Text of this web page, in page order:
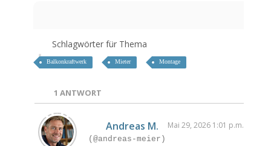
Schlagwörter für Thema
Balkonkraftwerk Mieter Montage
1 ANTWORT
Andreas M. Mai 29, 2026 1:01 p.m.
(@andreas-meier)